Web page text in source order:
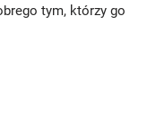
tym, którzy go